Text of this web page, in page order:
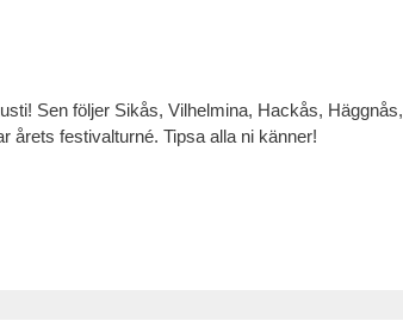
Sen följer Sikås, Vilhelmina, Hackås, Häggnås,
årets festivalturné. Tipsa alla ni känner!